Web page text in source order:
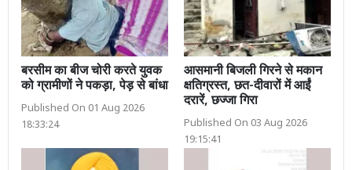
बरसीम का बीज चोरी करते युवक
को ग्रामीणों ने पकड़ा, पेड़ से बांधा
Published On 01 Aug 2026
18:33:24
आसमानी बिजली गिरने से मकान
क्षतिग्रस्त, छत-दीवारों में आईं
दरारें, छज्जा गिरा
Published On 03 Aug 2026
19:15:41